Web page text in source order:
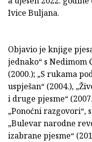
Ivice Buljana.
Objavio je knjige
jednako“ s Nedimom
(2000.); „S rukama
uspješan“ (2004.),
i druge pjesme“
„Ponoćni razgovori“,
„Bulevar narodne
izabrane pjesme“